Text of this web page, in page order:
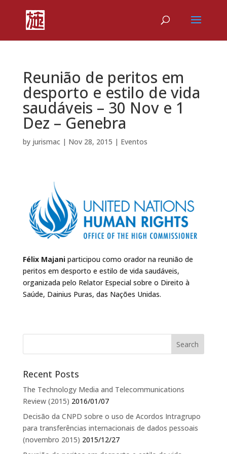
Reunião de peritos em
desporto e estilo de vida
saudáveis – 30 Nov e 1
Dez – Genebra
by jurismac| Nov 28, 2015 | Eventos
Félix Majaniparticipou como orador na reunião de
peritos em desporto e estilo de vida saudáveis,
organizada pelo Relator Especial sobre o Direito à
Saúde, Dainius Puras, das Nações Unidas.
Recent Posts
The Technology Media and Telecommunications
Review (2015) 2016/01/07
Decisão da CNPD sobre o uso de Acordos Intragrupo
para transferências internacionais de dados pessoais
(novembro 2015) 2015/12/27